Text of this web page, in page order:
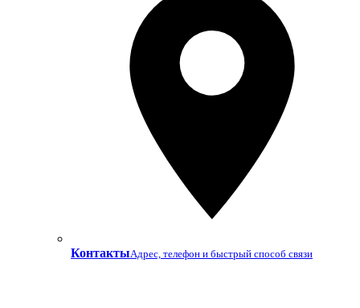
КонтактыАдрес, телефон и быстрый способ связи